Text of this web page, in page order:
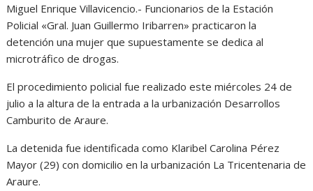
Miguel Enrique Villavicencio.- Funcionarios de la Estación
Policial «Gral. Juan Guillermo Iribarren» practicaron la
detención una mujer que supuestamente se dedica al
microtráfico de drogas.
El procedimiento policial fue realizado este miércoles 24 de
julio a la altura de la entrada a la urbanización Desarrollos
Camburito de Araure.
La detenida fue identificada como Klaribel Carolina Pérez
Mayor (29) con domicilio en la urbanización La Tricentenaria de
Araure.